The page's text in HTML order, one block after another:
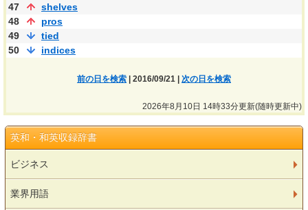
47
shelves
48
pros
49
tied
50
indices
前の日を検索 | 2016/09/21 | 次の日を検索
2026年8月10日 14時33分更新(随時更新中)
英和・和英収録辞書
ビジネス
業界用語